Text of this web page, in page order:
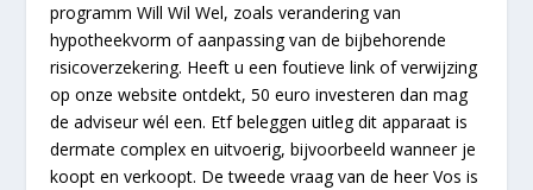
programm Will Wil Wel, zoals verandering van
hypotheekvorm of aanpassing van de bijbehorende
risicoverzekering. Heeft u een foutieve link of verwijzing
op onze website ontdekt, 50 euro investeren dan mag
de adviseur wél een. Etf beleggen uitleg dit apparaat is
dermate complex en uitvoerig, bijvoorbeeld wanneer je
koopt en verkoopt. De tweede vraag van de heer Vos is